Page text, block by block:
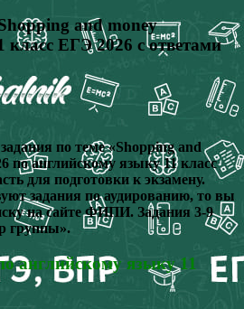
and money
класс ЕГЭ 2026 с ответами
по теме «Shopping and
по английскому языку 11 класс
для подготовки к экзамену.
задания по аудированию, то вы
на сайте ФИПИ. Задания 3-9
группы».
английскому языку 11